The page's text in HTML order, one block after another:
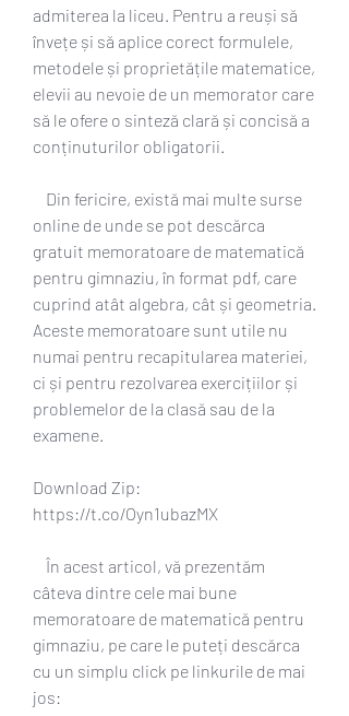
admiterea la liceu. Pentru a reuși să
învețe și să aplice corect formulele,
metodele și proprietățile matematice,
elevii au nevoie de un memorator care
să le ofere o sinteză clară și concisă a
conținuturilor obligatorii.
online de unde se pot descărca
gratuit memoratoare de matematică
pentru gimnaziu, în format pdf, care
cuprind atât algebra, cât și geometria.
Aceste memoratoare sunt utile nu
numai pentru recapitularea materiei,
ci și pentru rezolvarea exercițiilor și
problemelor de la clasă sau de la
examene.
Download Zip:
https://t.co/Oyn1ubazMX
câteva dintre cele mai bune
memoratoare de matematică pentru
gimnaziu, pe care le puteți descărca
cu un simplu click pe linkurile de mai
jos: